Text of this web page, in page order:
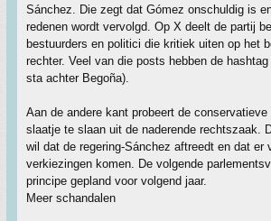
Sánchez. Die zegt dat Gómez onschuldig is
redenen wordt vervolgd. Op X deelt de partij
bestuurders en politici die kritiek uiten op het
rechter. Veel van die posts hebben de
sta achter Begoña).
Aan de andere kant probeert de
slaatje te slaan uit de naderende rechtszaak.
wil dat de regering-Sánchez aftreedt en dat er
verkiezingen komen. De volgende
principe gepland voor volgend jaar.
Meer schandalen